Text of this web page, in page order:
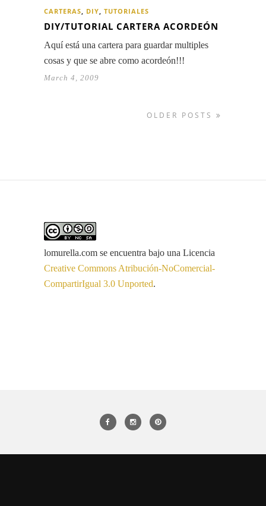
CARTERAS, DIY, TUTORIALES
DIY/TUTORIAL CARTERA ACORDEÓN
Aquí está una cartera para guardar multiples
cosas y que se abre como acordeón!!!
March 4, 2009
OLDER POSTS
lomurella.com se encuentra bajo una Licencia
Creative Commons Atribución-NoComercial-
CompartirIgual 3.0 Unported.